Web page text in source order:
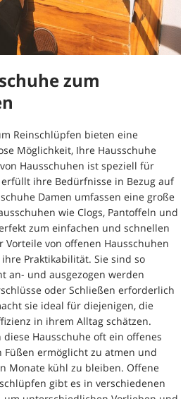
zum
Reinschlüpfen bieten eine
Möglichkeit, Ihre Hausschuhe
Hausschuhen ist speziell für
ihre Bedürfnisse in Bezug auf
Damen umfassen eine große
wie Clogs, Pantoffeln und
zum einfachen und schnellen
Vorteile von offenen Hausschuhen
Praktikabilität. Sie sind so
an- und ausgezogen werden
oder Schließen erforderlich
sie ideal für diejenigen, die
in ihrem Alltag schätzen.
Hausschuhe oft ein offenes
Füßen ermöglicht zu atmen und
Monate kühl zu bleiben. Offene
gibt es in verschiedenen